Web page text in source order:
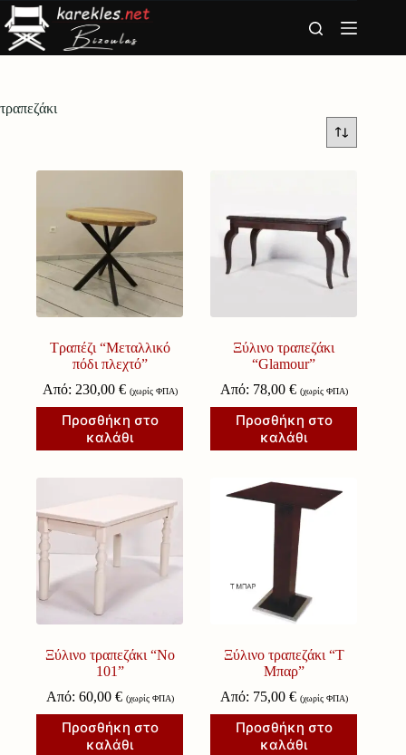
Μετάβαση
στο
περιεχόμενο
τραπεζάκι
Tραπέζι “Μεταλλικό
πόδι πλεχτό”
Από: 230,00 € (χωρίς ΦΠΑ)
Προσθήκη στο
καλάθι
Ξύλινο τραπεζάκι
“Glamour”
Από: 78,00 € (χωρίς ΦΠΑ)
Προσθήκη στο
καλάθι
Ξύλινο τραπεζάκι “Νο
101”
Από: 60,00 € (χωρίς ΦΠΑ)
Προσθήκη στο
καλάθι
Ξύλινο τραπεζάκι “Τ
Μπαρ”
Από: 75,00 € (χωρίς ΦΠΑ)
Προσθήκη στο
καλάθι